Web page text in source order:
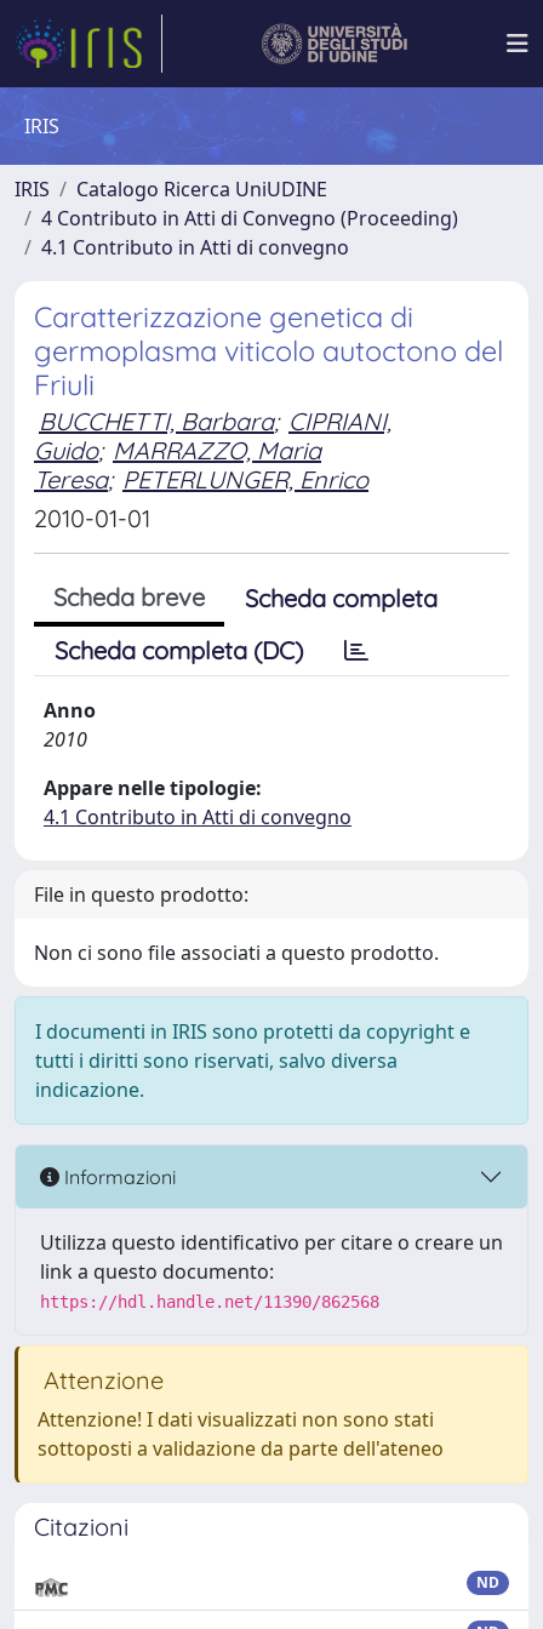
IRIS
IRIS
Catalogo Ricerca UniUDINE
4 Contributo in Atti di Convegno (Proceeding)
4.1 Contributo in Atti di convegno
Caratterizzazione genetica di
germoplasma viticolo autoctono del
Friuli
BUCCHETTI, Barbara; CIPRIANI,
Guido; MARRAZZO, Maria
Teresa; PETERLUNGER, Enrico
2010-01-01
Scheda breve
Scheda completa
Scheda completa (DC)
Anno
2010
Appare nelle tipologie:
4.1 Contributo in Atti di convegno
File in questo prodotto:
Non ci sono file associati a questo prodotto.
I documenti in IRIS sono protetti da copyright e
tutti i diritti sono riservati, salvo diversa
indicazione.
Informazioni
Utilizza questo identificativo per citare o creare un
link a questo documento:
https://hdl.handle.net/11390/862568
Attenzione
Attenzione! I dati visualizzati non sono stati
sottoposti a validazione da parte dell'ateneo
Citazioni
ND